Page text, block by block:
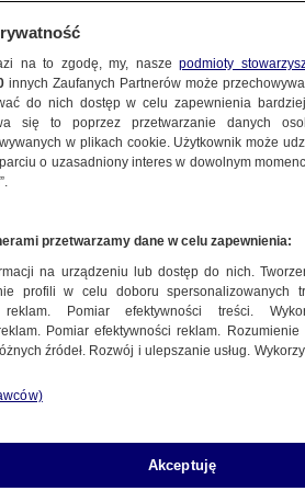
się "na mieście".
w Muzeum Warszawy
na to zgodę, my, naszepodmioty
innych Zaufanych Partnerów może
do nich dostęp w celu zapewnienia
się to poprzez przetwarzanie danych
w plikach cookie. Użytkownik może
o uzasadniony interes w dowolnym
przetwarzamy dane w celu zapewnienia:
na urządzeniu lub dostęp do nich.
profili w celu doboru spersonalizowanych
reklam. Pomiar efektywności treści.
Pomiar efektywności reklam.
źródeł. Rozwój i ulepszanie usług.
Akceptuję